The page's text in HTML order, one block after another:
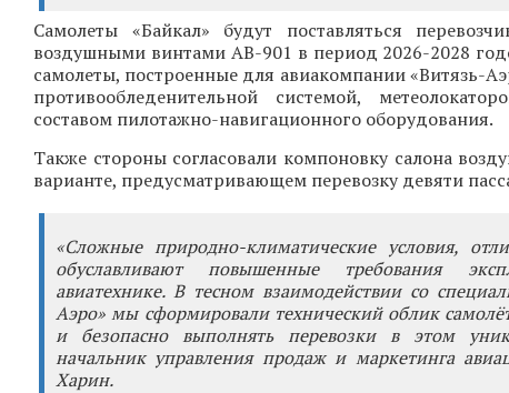
Самолеты «Байкал» будут поставляться
воздушными винтами АВ-901 в период 2026-2028
самолеты, построенные для авиакомпании «Витязь-
противообледенительной системой,
составом пилотажно-навигационного оборудования.
Также стороны согласовали компоновку салона
варианте, предусматривающем перевозку девяти
«Сложные природно-климатические условия,
обуславливают повышенные требования
авиатехнике. В тесном взаимодействии со
Аэро» мы сформировали технический облик
и безопасно выполнять перевозки в этом
начальник управления продаж и маркетинга
Харин.